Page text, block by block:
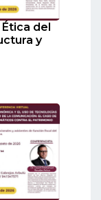
del
y